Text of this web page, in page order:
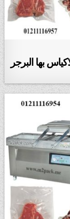
بها البرجر